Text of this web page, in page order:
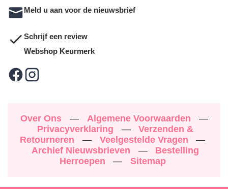
Meld u aan voor de nieuwsbrief
Schrijf een review
Webshop Keurmerk
Over Ons — Algemene Voorwaarden
—
Privacyverklaring
—
Verzenden &
Retourneren
— Veelgestelde Vragen
—
Archief Nieuwsbrieven
—
Bestelling
Herroepen
— Sitemap